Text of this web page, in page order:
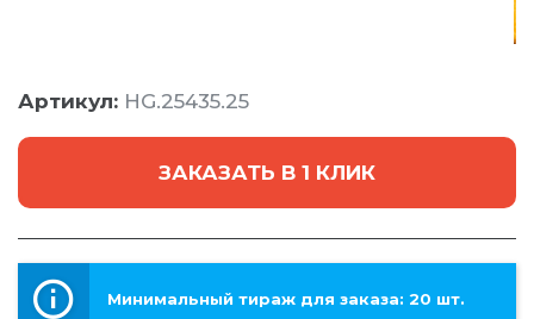
Артикул: HG.25435.25
ЗАКАЗАТЬ В 1 КЛИК
Минимальный тираж для заказа: 20 шт.